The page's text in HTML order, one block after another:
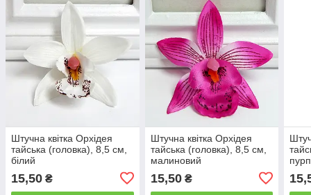
Штучна квітка Орхідея
тайська (головка), 8,5 см,
білий
15,50 ₴
Штучна квітка Орхідея
тайська (головка), 8,5 см,
малиновий
15,50₴